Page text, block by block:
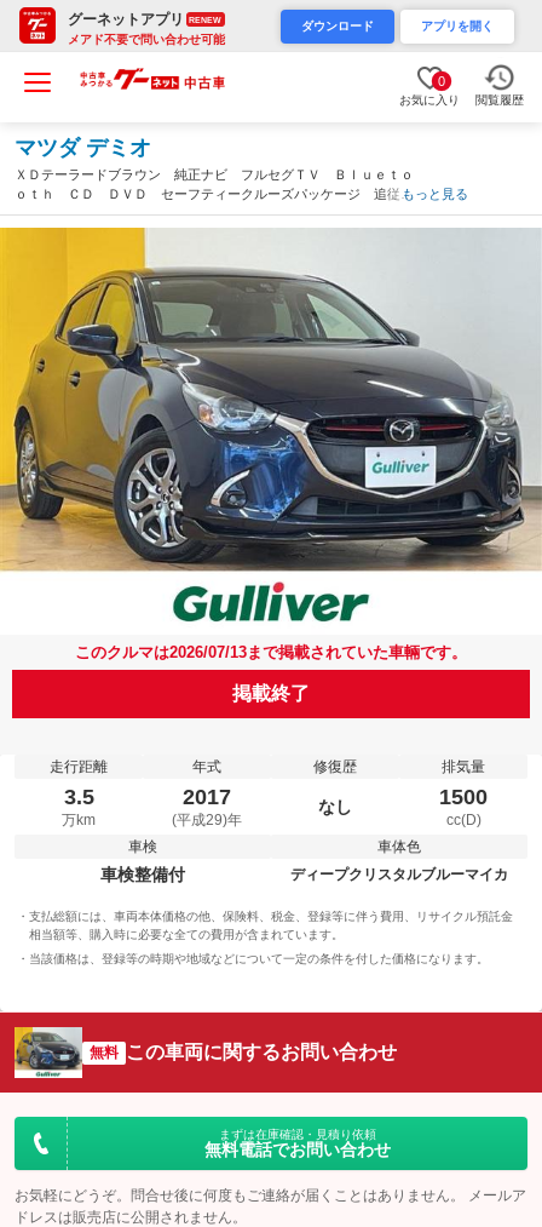
グーネットアプリ RENEW
メアド不要で問い合わせ可能
ダウンロード アプリを開く
0
お気に入り 閲覧履歴
マツダ デミオ
ＸＤテーラードブラウン 純正ナビ フルセグＴＶ Ｂｌｕｅｔｏ
ｏｔｈ ＣＤ ＤＶＤ セーフティークルーズパッケージ 追従走
行 ＨＵＤ シートヒーター バックカメラ ＥＴＣ ドラレコ
プッシュスタート 純正ＡＷ フロアマット（群馬県）
もっと見る
このクルマは2026/07/13まで掲載されていた車輛です。
掲載終了
走行距離
3.5
万km
年式
2017
(平成29)年
修復歴
なし
排気量
1500
cc(D)
車検
車検整備付
車体色
ディープクリスタルブルーマイカ
支払総額には、車両本体価格の他、保険料、税金、登録等に伴う費用、リサイクル預託金
相当額等、購入時に必要な全ての費用が含まれています。
当該価格は、登録等の時期や地域などについて一定の条件を付した価格になります。
無料 この車両に関するお問い合わせ
まずは在庫確認・見積り依頼
無料電話でお問い合わせ
お気軽にどうぞ。問合せ後に何度もご連絡が届くことはありません。 メールア
ドレスは販売店に公開されません。